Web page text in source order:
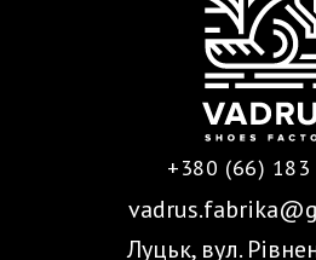
+380 (66) 183
Луцьк, вул.